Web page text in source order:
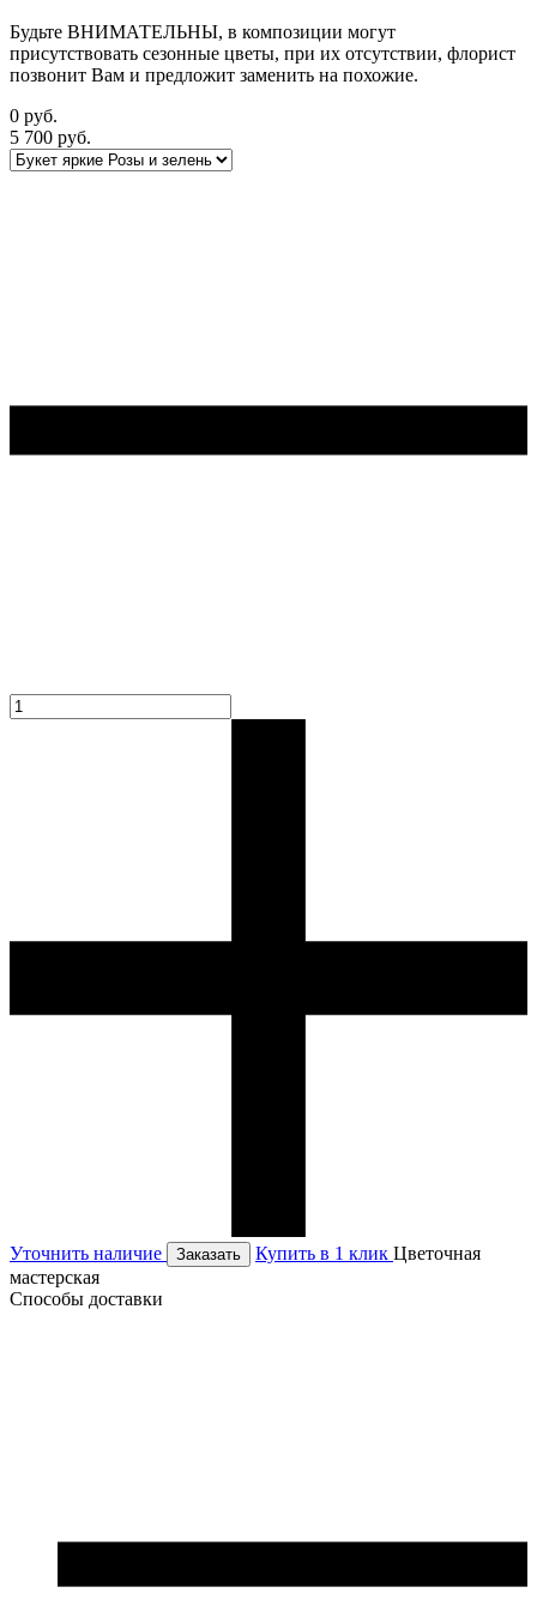
Будьте ВНИМАТЕЛЬНЫ, в композиции могут
присутствовать сезонные цветы, при их отсутствии, флорист
позвонит Вам и предложит заменить на похожие.
0 руб.
5 700 руб.
Уточнить наличие Заказать Купить в 1 клик Цветочная
мастерская
Способы доставки